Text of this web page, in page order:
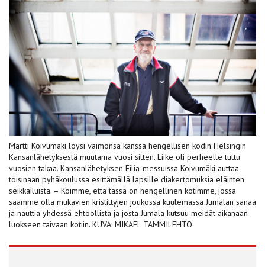
Martti Koivumäki löysi vaimonsa kanssa hengellisen kodin Helsingin
Kansanlähetyksestä muutama vuosi sitten. Liike oli perheelle tuttu
vuosien takaa. Kansanlähetyksen Filia-messuissa Koivumäki auttaa
toisinaan pyhäkoulussa esittämällä lapsille diakertomuksia eläinten
seikkailuista. – Koimme, että tässä on hengellinen kotimme, jossa
saamme olla mukavien kristittyjen joukossa kuulemassa Jumalan sanaa
ja nauttia yhdessä ehtoollista ja josta Jumala kutsuu meidät aikanaan
luokseen taivaan kotiin. KUVA: MIKAEL TAMMILEHTO